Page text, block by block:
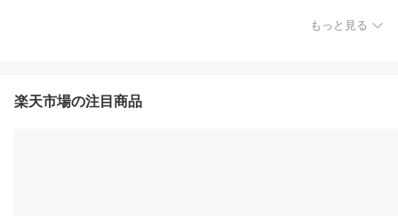
もっと見る
楽天市場の注目商品